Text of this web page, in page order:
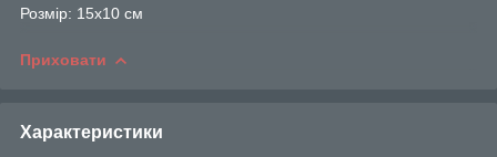
Розмір: 15х10 см
Приховати
Характеристики